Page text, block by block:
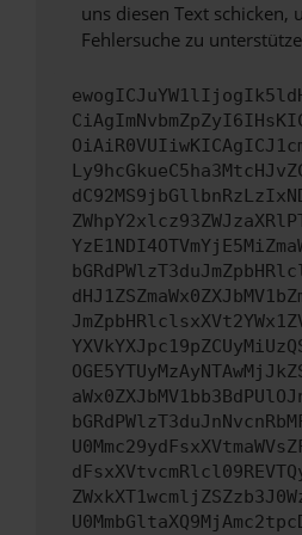
uns diesen Text schicken,
Fehlersuche zu